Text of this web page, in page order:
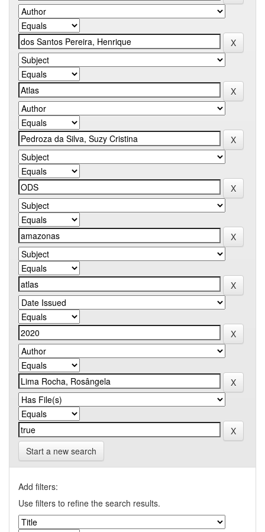
Start a new search
Add filters:
Use filters to refine the search results.